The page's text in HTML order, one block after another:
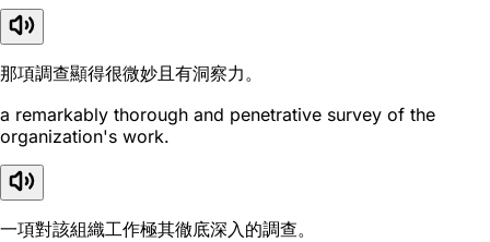
那項調查顯得很微妙且有洞察力。
a remarkably thorough and penetrative survey of the
organization's work.
一項對該組織工作極其徹底深入的調查。